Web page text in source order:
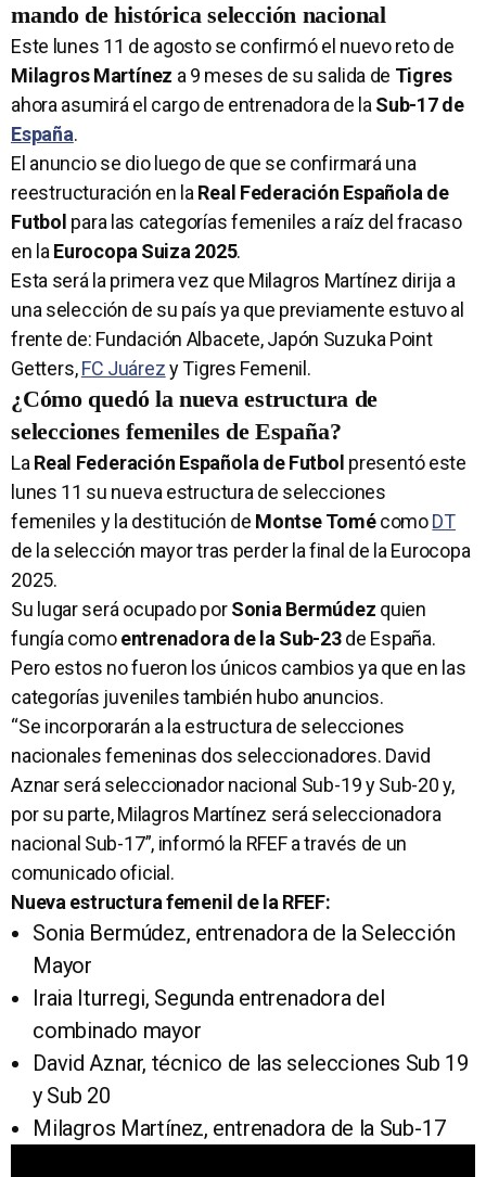
mando de histórica selección nacional
Este lunes 11 de agosto se confirmó el nuevo reto de
Milagros Martínez a 9 meses de su salida de Tigres
ahora asumirá el cargo de entrenadora de laSub-17 de
España.
El anuncio se dio luego de que se confirmará una
reestructuración en laReal Federación Española de
Futbol para las categorías femeniles a raíz del fracaso
en laEurocopa Suiza 2025.
Esta será la primera vez que Milagros Martínez dirija a
una selección de su país ya que previamente estuvo al
frente de: Fundación Albacete, Japón Suzuka Point
Getters,FC Juárezy Tigres Femenil.
¿Cómo quedó la nueva estructura de
selecciones femeniles de España?
LaReal Federación Española de Futbol presentó este
lunes 11 su nueva estructura de selecciones
femeniles y la destitución de Montse TomécomoDT
de la selección mayor tras perder la final de la Eurocopa
2025.
Su lugar será ocupado porSonia Bermúdez quien
fungía comoentrenadora de la Sub-23de España.
Pero estos no fueron los únicos cambios ya que en las
categorías juveniles también hubo anuncios.
“Se incorporarán a la estructura de selecciones
nacionales femeninas dos seleccionadores. David
Aznar será seleccionador nacional Sub-19 y Sub-20 y,
por su parte, Milagros Martínez será seleccionadora
nacional Sub-17”, informó la RFEF a través de un
comunicado oficial.
Nueva estructura femenil de la RFEF:
Sonia Bermúdez, entrenadora de la Selección
Mayor
Iraia Iturregi, Segunda entrenadora del
combinado mayor
David Aznar, técnico de las selecciones Sub 19
y Sub 20
Milagros Martínez, entrenadora de la Sub-17